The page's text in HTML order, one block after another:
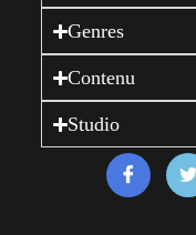
Genres
Contenu
Studio